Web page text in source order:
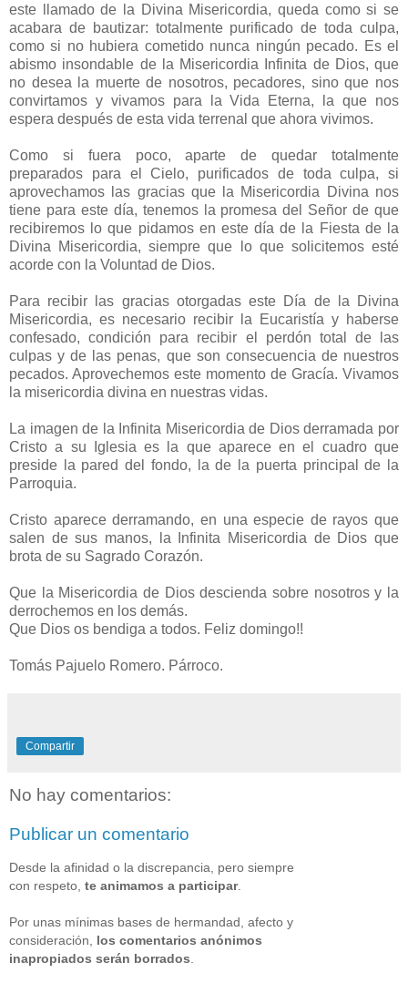
este llamado de la Divina Misericordia, queda como si se
acabara de bautizar: totalmente purificado de toda culpa,
como si no hubiera cometido nunca ningún pecado. Es el
abismo insondable de la Misericordia Infinita de Dios, que
no desea la muerte de nosotros, pecadores, sino que nos
convirtamos y vivamos para la Vida Eterna, la que nos
espera después de esta vida terrenal que ahora vivimos.
Como si fuera poco, aparte de quedar totalmente
preparados para el Cielo, purificados de toda culpa, si
aprovechamos las gracias que la Misericordia Divina nos
tiene para este día, tenemos la promesa del Señor de que
recibiremos lo que pidamos en este día de la Fiesta de la
Divina Misericordia, siempre que lo que solicitemos esté
acorde con la Voluntad de Dios.
Para recibir las gracias otorgadas este Día de la Divina
Misericordia, es necesario recibir la Eucaristía y haberse
confesado, condición para recibir el perdón total de las
culpas y de las penas, que son consecuencia de nuestros
pecados. Aprovechemos este momento de Gracía. Vivamos
la misericordia divina en nuestras vidas.
La imagen de la Infinita Misericordia de Dios derramada por
Cristo a su Iglesia es la que aparece en el cuadro que
preside la pared del fondo, la de la puerta principal de la
Parroquia.
Cristo aparece derramando, en una especie de rayos que
salen de sus manos, la Infinita Misericordia de Dios que
brota de su Sagrado Corazón.
Que la Misericordia de Dios descienda sobre nosotros y la
derrochemos en los demás.
Que Dios os bendiga a todos. Feliz domingo!!
Tomás Pajuelo Romero. Párroco.
Compartir
No hay comentarios:
Publicar un comentario
Desde la afinidad o la discrepancia, pero siempre
con respeto, te animamos a participar.
Por unas mínimas bases de hermandad, afecto y
consideración, los comentarios anónimos
inapropiados serán borrados